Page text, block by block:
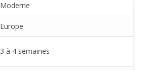
Moderne
Europe
3 à 4 semaines